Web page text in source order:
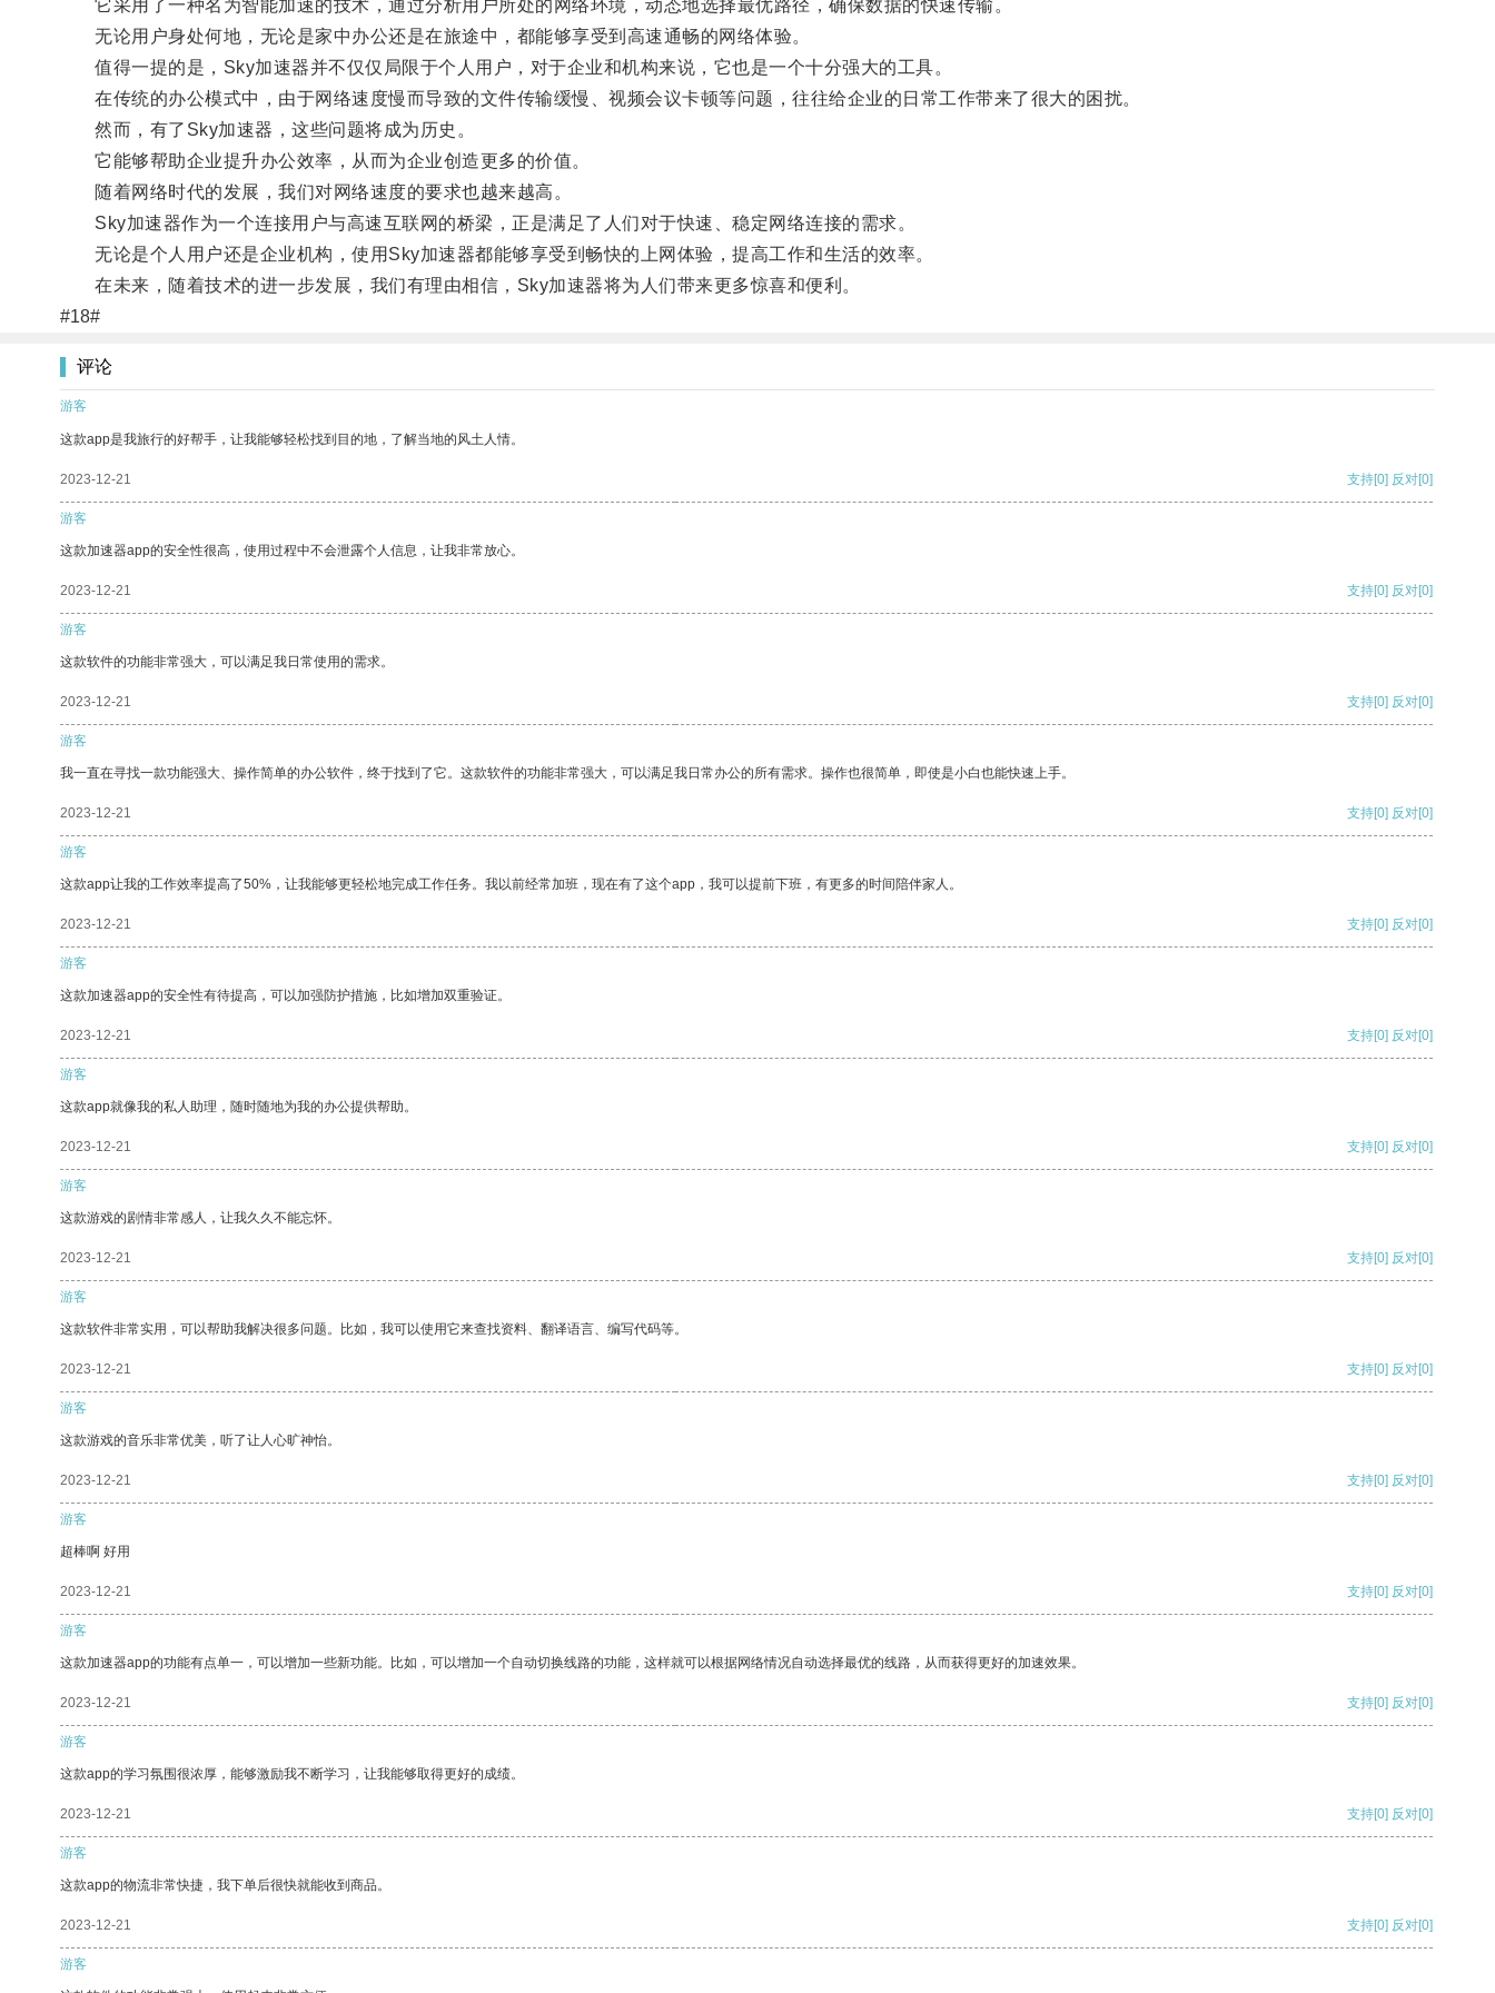
它采用了一种名为智能加速的技术，通过分析用户所处的网络环境，动态地选择最优路径，确保数据的快速传输。
无论用户身处何地，无论是家中办公还是在旅途中，都能够享受到高速通畅的网络体验。
值得一提的是，Sky加速器并不仅仅局限于个人用户，对于企业和机构来说，它也是一个十分强大的工具。
在传统的办公模式中，由于网络速度慢而导致的文件传输缓慢、视频会议卡顿等问题，往往给企业的日常工作带来了很大的困扰。
然而，有了Sky加速器，这些问题将成为历史。
它能够帮助企业提升办公效率，从而为企业创造更多的价值。
随着网络时代的发展，我们对网络速度的要求也越来越高。
Sky加速器作为一个连接用户与高速互联网的桥梁，正是满足了人们对于快速、稳定网络连接的需求。
无论是个人用户还是企业机构，使用Sky加速器都能够享受到畅快的上网体验，提高工作和生活的效率。
在未来，随着技术的进一步发展，我们有理由相信，Sky加速器将为人们带来更多惊喜和便利。
#18#
评论
游客
这款app是我旅行的好帮手，让我能够轻松找到目的地，了解当地的风土人情。
2023-12-21 支持[0] 反对[0]
游客
这款加速器app的安全性很高，使用过程中不会泄露个人信息，让我非常放心。
2023-12-21 支持[0] 反对[0]
游客
这款软件的功能非常强大，可以满足我日常使用的需求。
2023-12-21 支持[0] 反对[0]
游客
我一直在寻找一款功能强大、操作简单的办公软件，终于找到了它。这款软件的功能非常强大，可以满足我日常办公的所有需求。操作也很简单，即使是小白也能快速上手。
2023-12-21 支持[0] 反对[0]
游客
这款app让我的工作效率提高了50%，让我能够更轻松地完成工作任务。我以前经常加班，现在有了这个app，我可以提前下班，有更多的时间陪伴家人。
2023-12-21 支持[0] 反对[0]
游客
这款加速器app的安全性有待提高，可以加强防护措施，比如增加双重验证。
2023-12-21 支持[0] 反对[0]
游客
这款app就像我的私人助理，随时随地为我的办公提供帮助。
2023-12-21 支持[0] 反对[0]
游客
这款游戏的剧情非常感人，让我久久不能忘怀。
2023-12-21 支持[0] 反对[0]
游客
这款软件非常实用，可以帮助我解决很多问题。比如，我可以使用它来查找资料、翻译语言、编写代码等。
2023-12-21 支持[0] 反对[0]
游客
这款游戏的音乐非常优美，听了让人心旷神怡。
2023-12-21 支持[0] 反对[0]
游客
超棒啊 好用
2023-12-21 支持[0] 反对[0]
游客
这款加速器app的功能有点单一，可以增加一些新功能。比如，可以增加一个自动切换线路的功能，这样就可以根据网络情况自动选择最优的线路，从而获得更好的加速效果。
2023-12-21 支持[0] 反对[0]
游客
这款app的学习氛围很浓厚，能够激励我不断学习，让我能够取得更好的成绩。
2023-12-21 支持[0] 反对[0]
游客
这款app的物流非常快捷，我下单后很快就能收到商品。
2023-12-21 支持[0] 反对[0]
游客